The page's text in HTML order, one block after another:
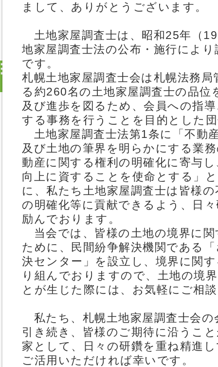
まして、ありがとうございます。
土地家屋調査士は、昭和25年（
地家屋調査士法の公布・施行によ
です。
札幌土地家屋調査士会は札幌法務
る約260名の土地家屋調査士の品位
及び進歩を図るため、会員への指
する事務を行うことを目的とした
土地家屋調査士法第1条に「不動
及び土地の筆界を明らかにする業
動産に関する権利の明確化に寄与
向上に資することを使命とする」
に、私たち土地家屋調査士は皆様
の明確化等に貢献できるよう、日
励んでおります。
当会では、皆様の土地の境界に
ために、民間紛争解決機関である
決センター」を設立し、境界に関
り組んでおりますので、土地の境
とが生じた際には、お気軽にご相
私たち、札幌土地家屋調査士会
引き続き、皆様のご期待に沿うこ
家として、日々の研鑽を重ね精進
ご活用いただければ幸いです。